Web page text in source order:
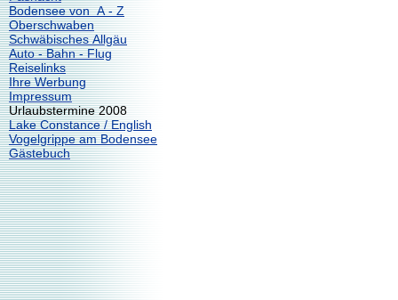
Bodensee von A - Z
Oberschwaben
Schwäbisches Allgäu
Auto - Bahn - Flug
Reiselinks
Ihre Werbung
Impressum
Urlaubstermine 2008
Lake Constance / English
Vogelgrippe am Bodensee
Gästebuch